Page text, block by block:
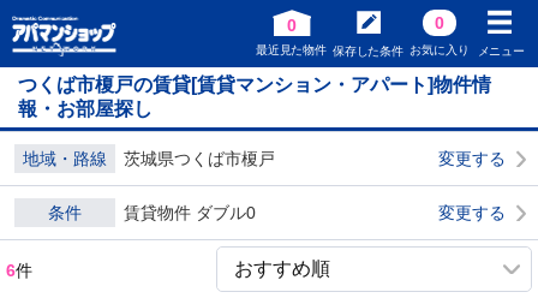
0
最近見た物件 保存した条件
0
お気に入り メニュー
つくば市榎戸の賃貸[賃貸マンション・アパート]物件情
報・お部屋探し
地域・路線 茨城県つくば市榎戸 変更する
条件 賃貸物件 ダブル0 変更する
6件